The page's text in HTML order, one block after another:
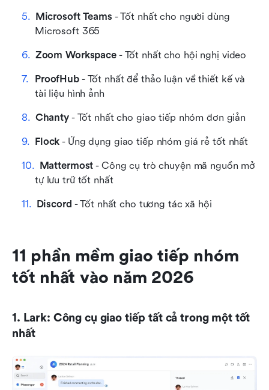
Microsoft Teams - Tốt nhất cho người dùng
Microsoft 365
Zoom Workspace - Tốt nhất cho hội nghị video
ProofHub - Tốt nhất để thảo luận về thiết kế và
tài liệu hình ảnh
Chanty - Tốt nhất cho giao tiếp nhóm đơn giản
Flock - Ứng dụng giao tiếp nhóm giá rẻ tốt nhất
Mattermost - Công cụ trò chuyện mã nguồn mở
tự lưu trữ tốt nhất
Discord - Tốt nhất cho tương tác xã hội
11 phần mềm giao tiếp nhóm
tốt nhất vào năm 2026
1. Lark: Công cụ giao tiếp tất cả trong một tốt
nhất